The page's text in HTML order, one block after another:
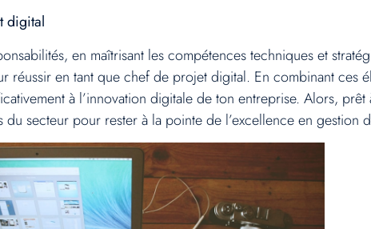
digital
en maîtrisant les compétences techniques et
en tant que chef de projet digital. En combinant ces
à l’innovation digitale de ton entreprise. Alors,
secteur pour rester à la pointe de l’excellence en gestion